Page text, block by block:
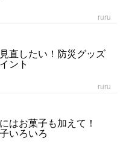
ruru
直したい！防災グッズ
ント
ruru
はお菓子も加えて！
いろいろ